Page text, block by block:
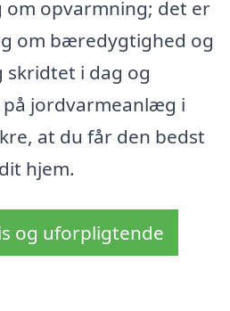
om opvarmning; det er
om bæredygtighed og
skridtet i dag og
jordvarmeanlæg i
at du får den bedst
hjem.
og uforpligtende